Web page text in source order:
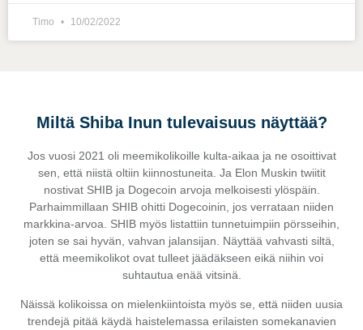
Timo 10/02/2022
Miltä Shiba Inun tulevaisuus näyttää?
Jos vuosi 2021 oli meemikolikoille kulta-aikaa ja ne osoittivat
sen, että niistä oltiin kiinnostuneita. Ja Elon Muskin twiitit
nostivat SHIB ja Dogecoin arvoja melkoisesti ylöspäin.
Parhaimmillaan SHIB ohitti Dogecoinin, jos verrataan niiden
markkina-arvoa. SHIB myös listattiin tunnetuimpiin pörsseihin,
joten se sai hyvän, vahvan jalansijan. Näyttää vahvasti siltä,
että meemikolikot ovat tulleet jäädäkseen eikä niihin voi
suhtautua enää vitsinä.
Näissä kolikoissa on mielenkiintoista myös se, että niiden uusia
trendejä pitää käydä haistelemassa erilaisten somekanavien